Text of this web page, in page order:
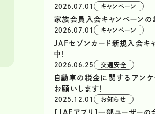
2026.07.01 キャンペーン
家族会員入会キャンペーンの
2026.07.01 キャンペーン
JAFセゾンカード新規入会キ
中！
2026.06.25 交通安全
自動車の税金に関するアンケ
お願いします！
2025.12.01 お知らせ
【JAFアプリ】一部ユーザーの